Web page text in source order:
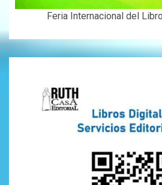
Feria Internacional del